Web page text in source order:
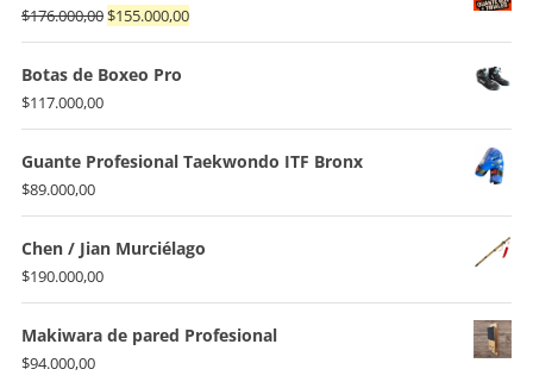
$176.000,00El
precio
original
$176.000,00.
$155.000,00El
precio
$155.000,00.
Botas de Boxeo Pro
$117.000,00
Guante Profesional Taekwondo ITF Bronx
$89.000,00
Chen / Jian Murciélago
$190.000,00
Makiwara de pared Profesional
$94.000,00